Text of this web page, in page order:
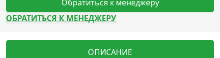
Обратиться к менеджеру
ОБРАТИТЬСЯ К МЕНЕДЖЕРУ
ОПИСАНИЕ